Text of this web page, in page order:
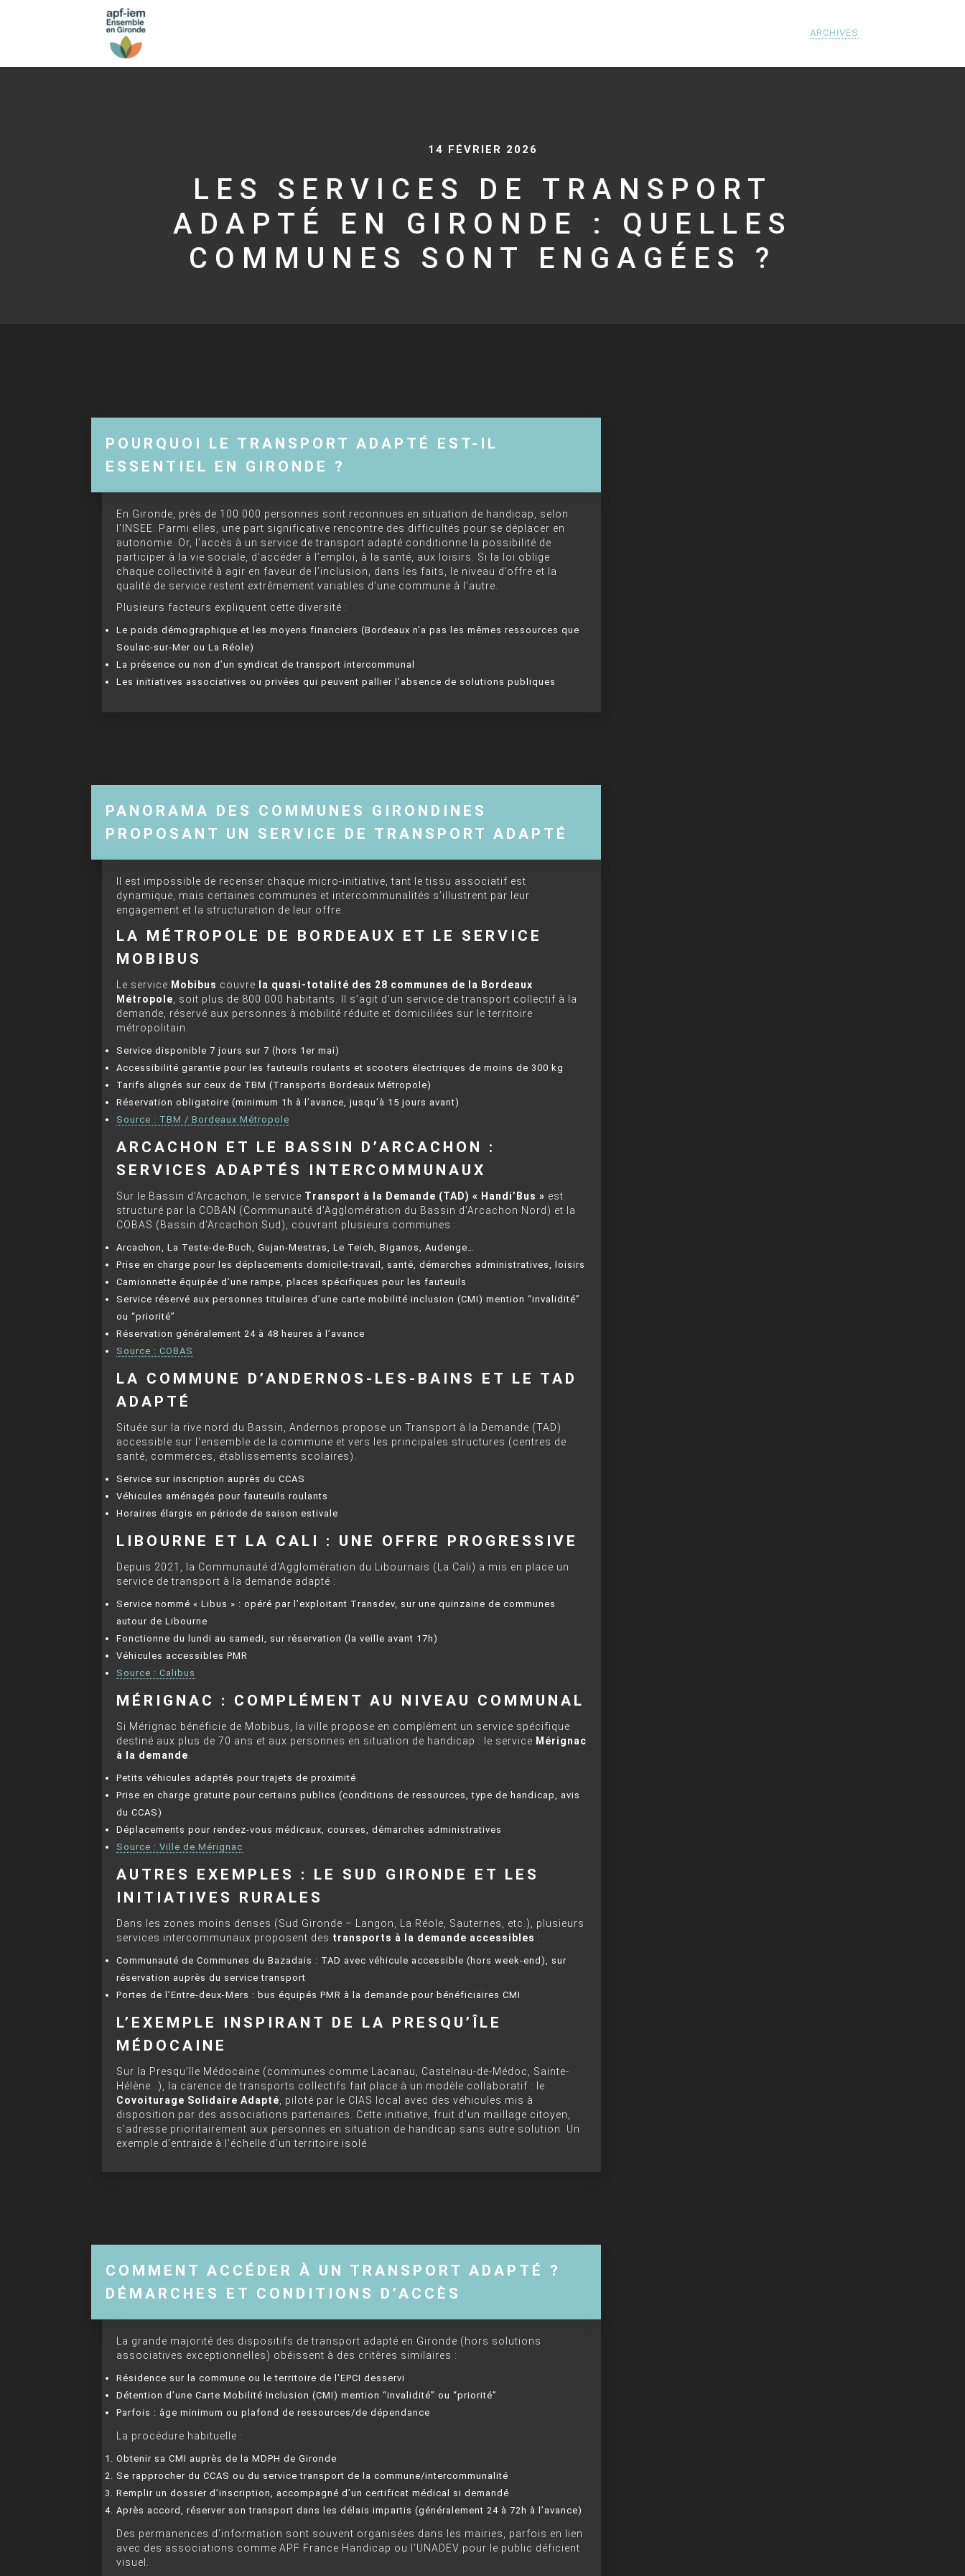
ARCHIVES
14 FÉVRIER 2026
LES SERVICES DE TRANSPORT
ADAPTÉ EN GIRONDE : QUELLES
COMMUNES SONT ENGAGÉES ?
POURQUOI LE TRANSPORT ADAPTÉ EST-IL
ESSENTIEL EN GIRONDE ?
En Gironde, près de 100 000 personnes sont reconnues en situation de handicap, selon
l’INSEE. Parmi elles, une part significative rencontre des difficultés pour se déplacer en
autonomie. Or, l’accès à un service de transport adapté conditionne la possibilité de
participer à la vie sociale, d’accéder à l’emploi, à la santé, aux loisirs. Si la loi oblige
chaque collectivité à agir en faveur de l’inclusion, dans les faits, le niveau d’offre et la
qualité de service restent extrêmement variables d’une commune à l’autre.
Plusieurs facteurs expliquent cette diversité :
Le poids démographique et les moyens financiers (Bordeaux n’a pas les mêmes ressources que
Soulac-sur-Mer ou La Réole)
La présence ou non d’un syndicat de transport intercommunal
Les initiatives associatives ou privées qui peuvent pallier l’absence de solutions publiques
PANORAMA DES COMMUNES GIRONDINES
PROPOSANT UN SERVICE DE TRANSPORT ADAPTÉ
Il est impossible de recenser chaque micro-initiative, tant le tissu associatif est
dynamique, mais certaines communes et intercommunalités s’illustrent par leur
engagement et la structuration de leur offre.
LA MÉTROPOLE DE BORDEAUX ET LE SERVICE
MOBIBUS
Le service Mobibus couvre
la quasi-totalité des 28 communes de la Bordeaux
Métropole , soit plus de 800 000 habitants. Il s’agit d’un service de transport collectif à la
demande, réservé aux personnes à mobilité réduite et domiciliées sur le territoire
métropolitain.
Service disponible 7 jours sur 7 (hors 1er mai)
Accessibilité garantie pour les fauteuils roulants et scooters électriques de moins de 300 kg
Tarifs alignés sur ceux de TBM (Transports Bordeaux Métropole)
Réservation obligatoire (minimum 1h à l’avance, jusqu’à 15 jours avant)
Source : TBM / Bordeaux Métropole
ARCACHON ET LE BASSIN D’ARCACHON :
SERVICES ADAPTÉS INTERCOMMUNAUX
Sur le Bassin d’Arcachon, le service Transport à la Demande (TAD) « Handi’Bus » est
structuré par la COBAN (Communauté d’Agglomération du Bassin d’Arcachon Nord) et la
COBAS (Bassin d’Arcachon Sud), couvrant plusieurs communes :
Arcachon, La Teste-de-Buch, Gujan-Mestras, Le Teich, Biganos, Audenge…
Prise en charge pour les déplacements domicile-travail, santé, démarches administratives, loisirs
Camionnette équipée d’une rampe, places spécifiques pour les fauteuils
Service réservé aux personnes titulaires d’une carte mobilité inclusion (CMI) mention “invalidité”
ou “priorité”
Réservation généralement 24 à 48 heures à l’avance
Source : COBAS
LA COMMUNE D’ANDERNOS-LES-BAINS ET LE TAD
ADAPTÉ
Située sur la rive nord du Bassin, Andernos propose un Transport à la Demande (TAD)
accessible sur l’ensemble de la commune et vers les principales structures (centres de
santé, commerces, établissements scolaires).
Service sur inscription auprès du CCAS
Véhicules aménagés pour fauteuils roulants
Horaires élargis en période de saison estivale
LIBOURNE ET LA CALI : UNE OFFRE PROGRESSIVE
Depuis 2021, la Communauté d'Agglomération du Libournais (La Cali) a mis en place un
service de transport à la demande adapté :
Service nommé « Libus » : opéré par l’exploitant Transdev, sur une quinzaine de communes
autour de Libourne
Fonctionne du lundi au samedi, sur réservation (la veille avant 17h)
Véhicules accessibles PMR
Source : Calibus
MÉRIGNAC : COMPLÉMENT AU NIVEAU COMMUNAL
Si Mérignac bénéficie de Mobibus, la ville propose en complément un service spécifique
destiné aux plus de 70 ans et aux personnes en situation de handicap : le service Mérignac
à la demande
Petits véhicules adaptés pour trajets de proximité
Prise en charge gratuite pour certains publics (conditions de ressources, type de handicap, avis
du CCAS)
Déplacements pour rendez-vous médicaux, courses, démarches administratives
Source : Ville de Mérignac
AUTRES EXEMPLES : LE SUD GIRONDE ET LES
INITIATIVES RURALES
Dans les zones moins denses (Sud Gironde – Langon, La Réole, Sauternes, etc.), plusieurs
services intercommunaux proposent des transports à la demande accessibles :
Communauté de Communes du Bazadais : TAD avec véhicule accessible (hors week-end), sur
réservation auprès du service transport
Portes de l’Entre-deux-Mers : bus équipés PMR à la demande pour bénéficiaires CMI
L’EXEMPLE INSPIRANT DE LA PRESQU’ÎLE
MÉDOCAINE
Sur la Presqu’île Médocaine (communes comme Lacanau, Castelnau-de-Médoc, Sainte-
Hélène…), la carence de transports collectifs fait place à un modèle collaboratif : le
Covoiturage Solidaire Adapté , piloté par le CIAS local avec des véhicules mis à
disposition par des associations partenaires. Cette initiative, fruit d’un maillage citoyen,
s’adresse prioritairement aux personnes en situation de handicap sans autre solution. Un
exemple d’entraide à l’échelle d’un territoire isolé.
COMMENT ACCÉDER À UN TRANSPORT ADAPTÉ ?
DÉMARCHES ET CONDITIONS D’ACCÈS
La grande majorité des dispositifs de transport adapté en Gironde (hors solutions
associatives exceptionnelles) obéissent à des critères similaires :
Résidence sur la commune ou le territoire de l’EPCI desservi
Détention d’une Carte Mobilité Inclusion (CMI) mention “invalidité” ou “priorité”
Parfois : âge minimum ou plafond de ressources/de dépendance
La procédure habituelle :
Obtenir sa CMI auprès de la MDPH de Gironde
Se rapprocher du CCAS ou du service transport de la commune/intercommunalité
Remplir un dossier d’inscription, accompagné d’un certificat médical si demandé
Après accord, réserver son transport dans les délais impartis (généralement 24 à 72h à l’avance)
Des permanences d’information sont souvent organisées dans les mairies, parfois en lien
avec des associations comme APF France Handicap ou l’UNADEV pour le public déficient
visuel.